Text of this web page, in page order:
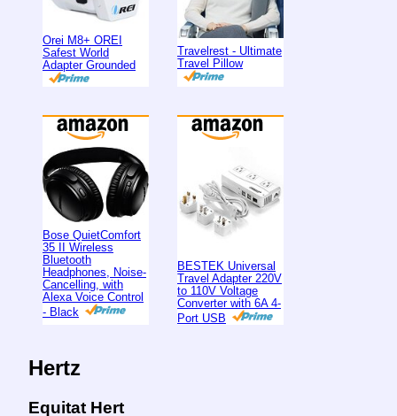
Orei M8+ OREI
Safest World
Adapter Grounded
Travelrest - Ultimate
Travel Pillow
Bose QuietComfort
35 II Wireless
Bluetooth
Headphones, Noise-
Cancelling, with
Alexa Voice Control
- Black
BESTEK Universal
Travel Adapter 220V
to 110V Voltage
Converter with 6A 4-
Port USB
Hertz
Equitat Hert